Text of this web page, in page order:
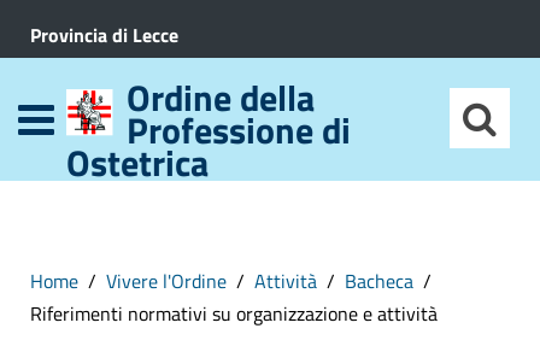
Provincia di Lecce
Ordine della
Professione di
Ostetrica
Home Vivere l'Ordine Attività
Bacheca
Riferimenti normativi su organizzazione e attività